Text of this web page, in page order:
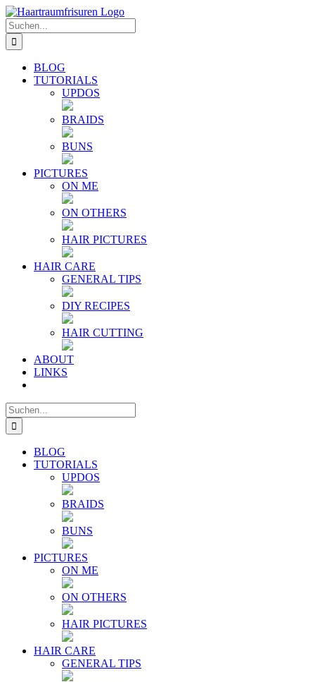
Zum
Inhalt
springen
E-
Mail
YouTube
Instagram
Facebook
Twitter
Suche
nach:
BLOG
TUTORIALS
UPDOS
BRAIDS
BUNS
PICTURES
ON ME
ON OTHERS
HAIR PICTURES
HAIR CARE
GENERAL TIPS
DIY RECIPES
HAIR CUTTING
ABOUT
LINKS
Suche
nach:
BLOG
TUTORIALS
UPDOS
BRAIDS
BUNS
PICTURES
ON ME
ON OTHERS
HAIR PICTURES
HAIR CARE
GENERAL TIPS